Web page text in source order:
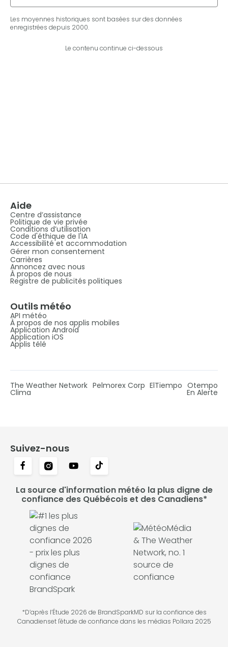
Les moyennes historiques sont basées sur des données
enregistrées depuis 2000.
Le contenu continue ci-dessous
Aide
Centre d’assistance
Politique de vie privée
Conditions d’utilisation
Code d'éthique de l'IA
Accessibilité et accommodation
Gérer mon consentement
Carrières
Annoncez avec nous
À propos de nous
Registre de publicités politiques
Outils météo
API météo
À propos de nos applis mobiles
Application Android
Application iOS
Applis télé
The Weather Network Pelmorex Corp ElTiempo Otempo
Clima En Alerte
Suivez-nous
La source d'information météo la plus digne de
confiance des Québécois et des Canadiens*
*D’après l’Étude 2026 de BrandSparkMD sur la confiance des
Canadienset l'étude de confiance dans les médias Pollara 2025